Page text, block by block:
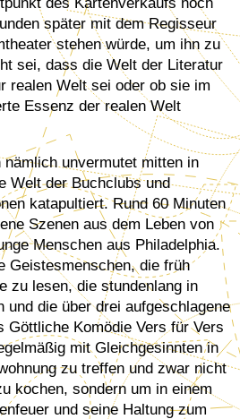
später mit dem Regisseur
stehen würde, um ihn zu
sei, dass die Welt der Literatur
realen Welt sei oder ob sie im
Essenz der realen Welt
unvermutet mitten in
Welt der Buchclubs und
katapultiert. Rund 60 Minuten
Szenen aus dem Leben von
Menschen aus Philadelphia.
Geistesmenschen, die früh
zu lesen, die stundenlang in
und die über drei aufgeschlagene
Göttliche Komödie Vers für Vers
mit Gleichgesinnten in
zu treffen und zwar nicht
kochen, sondern um in einem
und seine Haltung zum